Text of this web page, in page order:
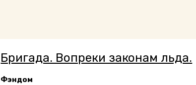
Бригада. Вопреки законам льда.
Фэндом